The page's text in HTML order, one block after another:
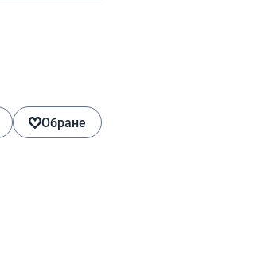
Обране